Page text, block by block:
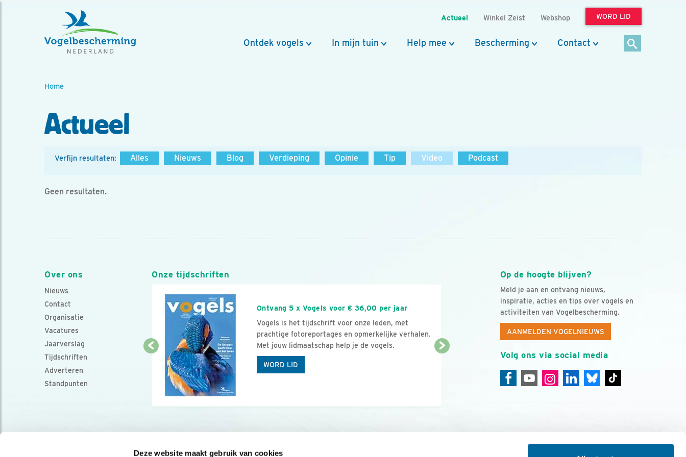
Deze website maakt gebruik van cookies
Actueel Winkel Zeist Webshop WORD LID
Ontdek vogels In mijn tuin Help mee Bescherming Contact
Home
Actueel
Verfijn resultaten: Alles Nieuws Blog Verdieping Opinie Tip Video Podcast
Geen resultaten.
Over ons
Nieuws
Contact
Organisatie
Vacatures
Jaarverslag
Tijdschriften
Adverteren
Standpunten
Op de hoogte blijven?
Meld je aan en ontvang nieuws,
inspiratie, acties en tips over vogels en
activiteiten van Vogelbescherming.
AANMELDEN VOGELNIEUWS
Volg ons via social media
Onze tijdschriften
Ontvang 5 x Vogels voor € 36,00 per jaar
Vogels is het tijdschrift voor onze leden, met
prachtige fotoreportages en opmerkelijke verhalen.
Met jouw lidmaatschap help je de vogels.
WORD LID